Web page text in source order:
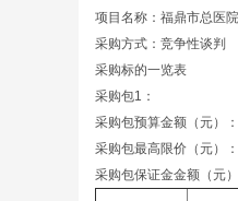
项目名称：福鼎市总医
采购方式：竞争性谈判
采购标的一览表
采购包1：
采购包预算金额（元）
采购包最高限价（元）
采购包保证金金额（元